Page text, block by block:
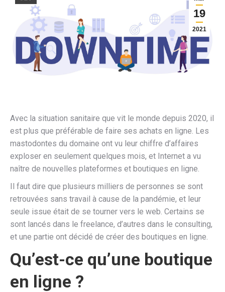
19
2021
Avec la situation sanitaire que vit le monde depuis 2020, il
est plus que préférable de faire ses achats en ligne. Les
mastodontes du domaine ont vu leur chiffre d’affaires
exploser en seulement quelques mois, et Internet a vu
naître de nouvelles plateformes et boutiques en ligne.
Il faut dire que plusieurs milliers de personnes se sont
retrouvées sans travail à cause de la pandémie, et leur
seule issue était de se tourner vers le web. Certains se
sont lancés dans le freelance, d’autres dans le consulting,
et une partie ont décidé de créer des boutiques en ligne.
Qu’est-ce qu’une boutique
en ligne ?